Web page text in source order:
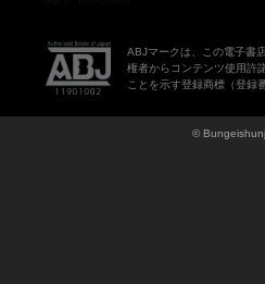
ABJマークは、この電子書
権者からコンテンツ使用許
ことを示す登録商標（登録
©